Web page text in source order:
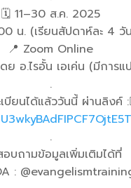
🗓 11–30 ส.ค. 2025
น. (เรียนสัปดาห์ละ 4 วั
📍 Zoom Online
อ.ไรอั้น เอเค่น (มีการแ
.
เบียนได้แล้ววันนี้ ผ่านลิงค์
.
บถามข้อมูลเพิ่มเติมได้ที่
: